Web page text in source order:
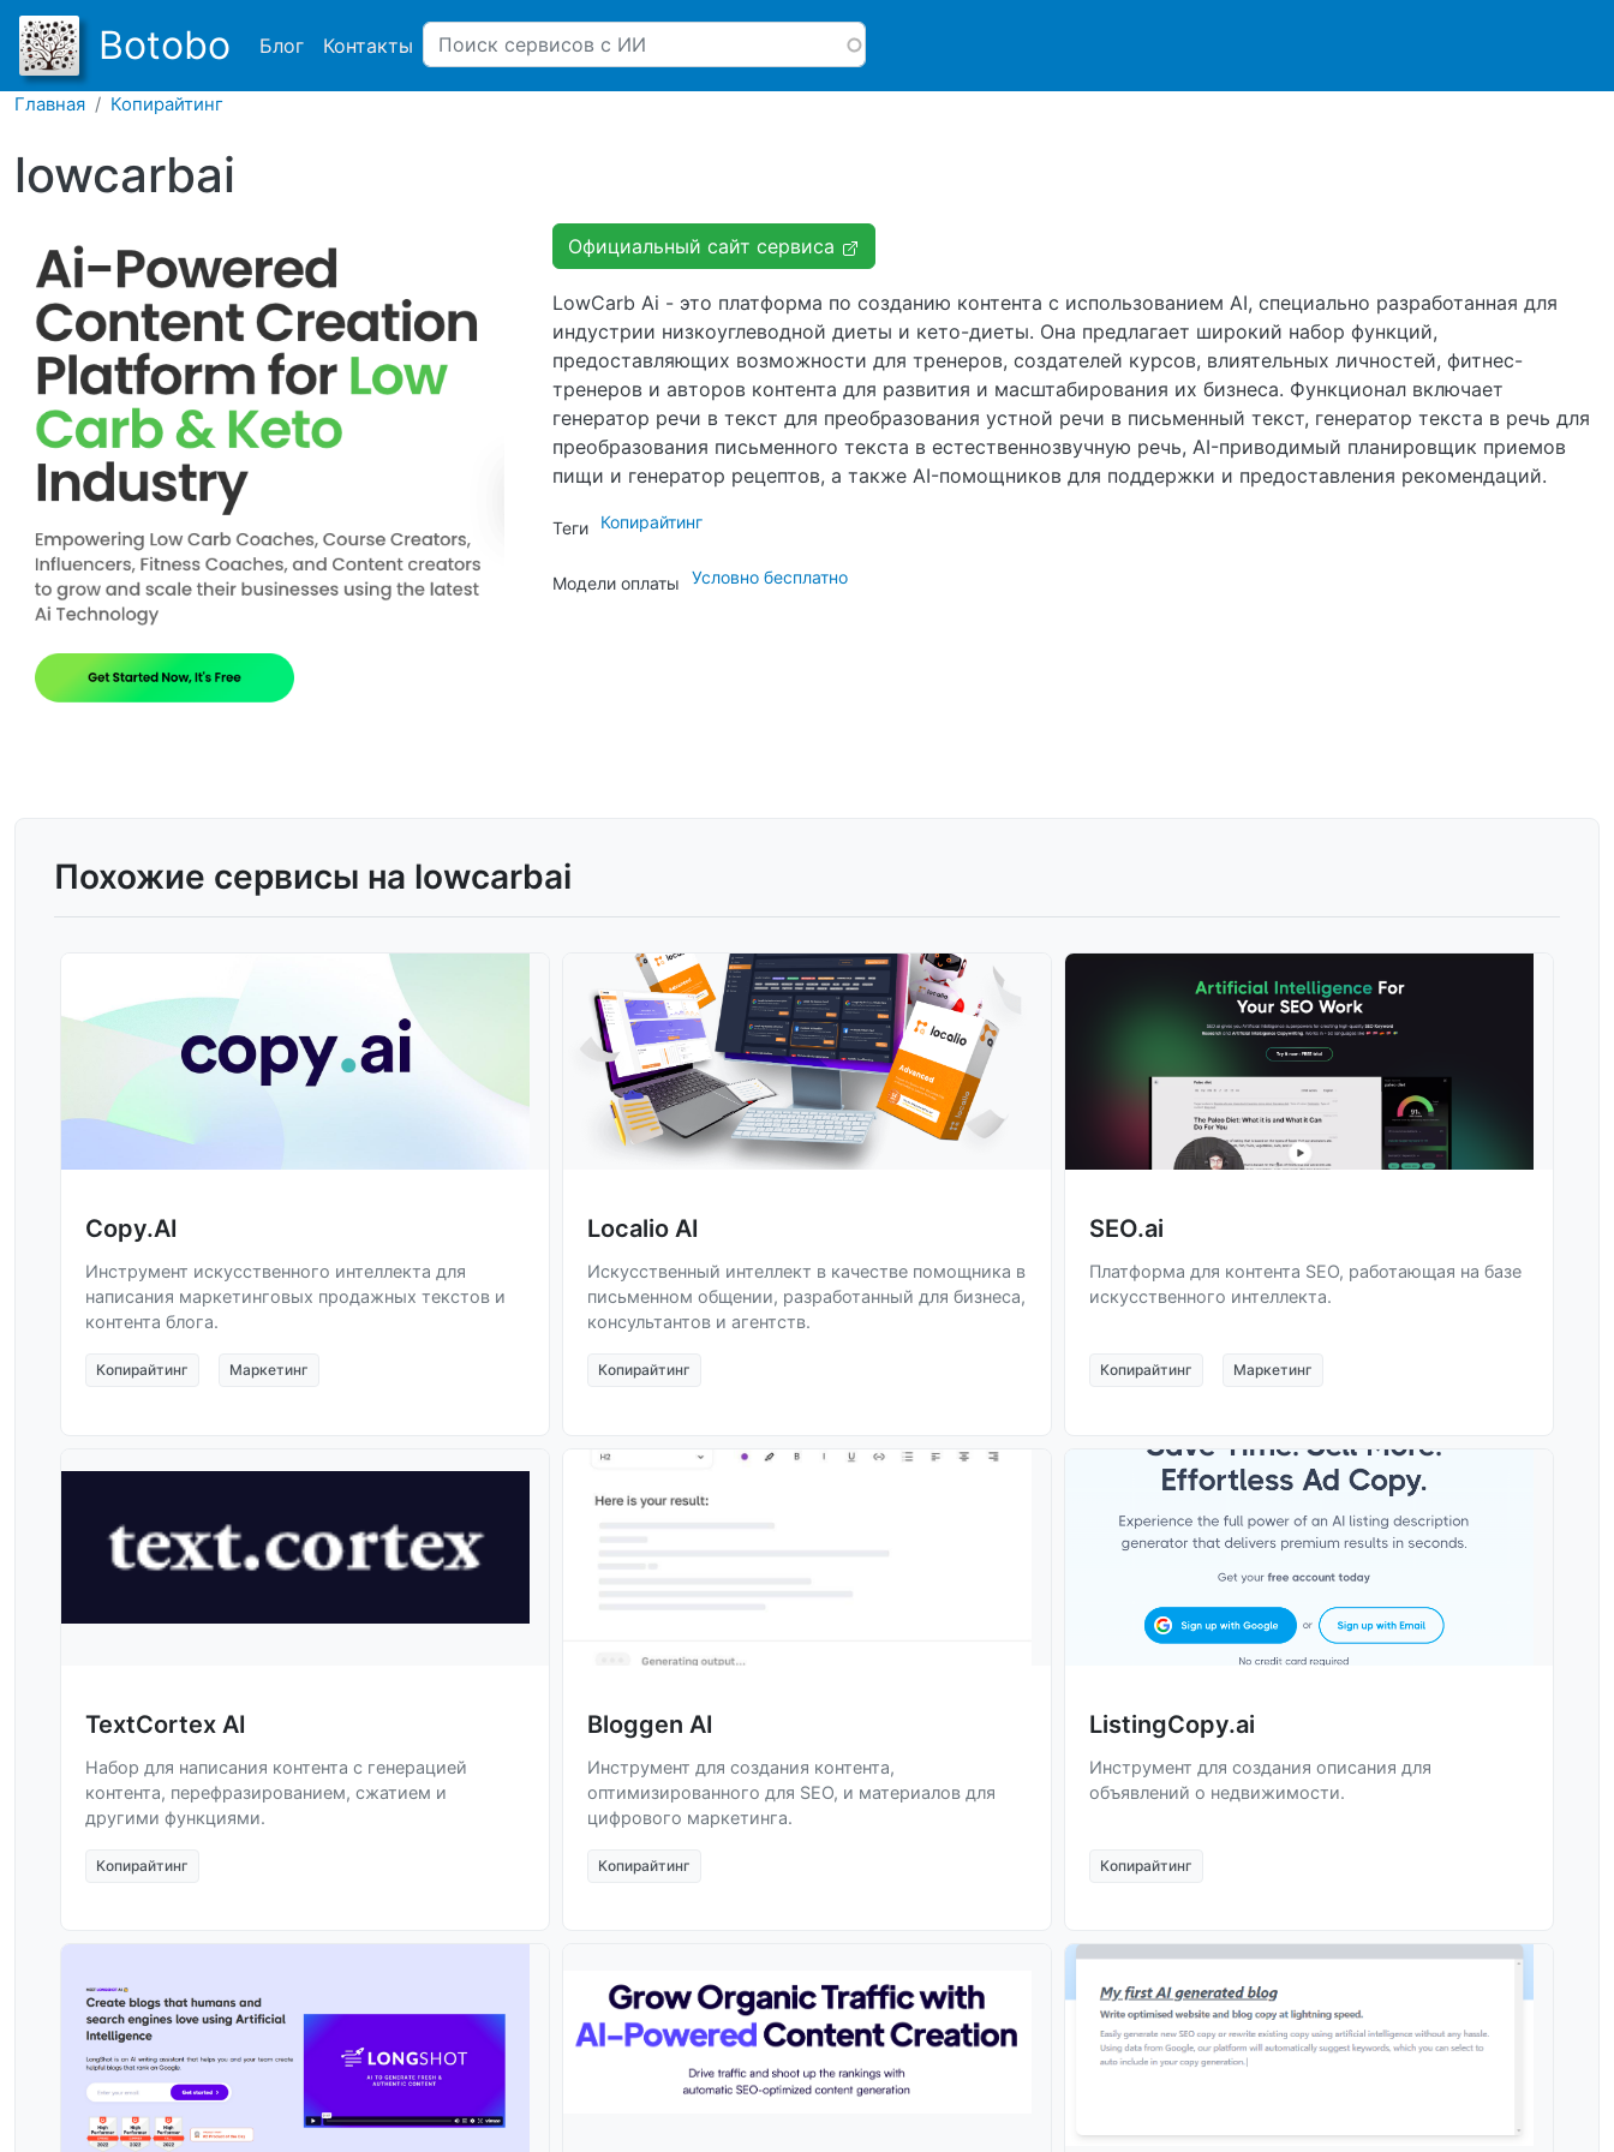
Перейти к основному содержанию
Botobo Main navigation
Блог Контакты
Главная Копирайтинг
lowcarbai
Официальный сайт сервиса
LowCarb Ai - это платформа по созданию контента с использованием AI, специально разработанная для
индустрии низкоуглеводной диеты и кето-диеты. Она предлагает широкий набор функций,
предоставляющих возможности для тренеров, создателей курсов, влиятельных личностей, фитнес-
тренеров и авторов контента для развития и масштабирования их бизнеса. Функционал включает
генератор речи в текст для преобразования устной речи в письменный текст, генератор текста в речь для
преобразования письменного текста в естественнозвучную речь, AI-приводимый планировщик приемов
пищи и генератор рецептов, а также AI-помощников для поддержки и предоставления рекомендаций.
Теги Копирайтинг
Модели оплаты Условно бесплатно
Похожие сервисы на lowcarbai
Copy.AI
Инструмент искусственного интеллекта для
написания маркетинговых продажных текстов и
контента блога.
Копирайтинг Маркетинг
Localio AI
Искусственный интеллект в качестве помощника в
письменном общении, разработанный для бизнеса,
консультантов и агентств.
Копирайтинг
SEO.ai
Платформа для контента SEO, работающая на базе
искусственного интеллекта.
Копирайтинг Маркетинг
TextCortex AI
Набор для написания контента с генерацией
контента, перефразированием, сжатием и
другими функциями.
Копирайтинг
Bloggen AI
Инструмент для создания контента,
оптимизированного для SEO, и материалов для
цифрового маркетинга.
Копирайтинг
ListingCopy.ai
Инструмент для создания описания для
объявлений о недвижимости.
Копирайтинг